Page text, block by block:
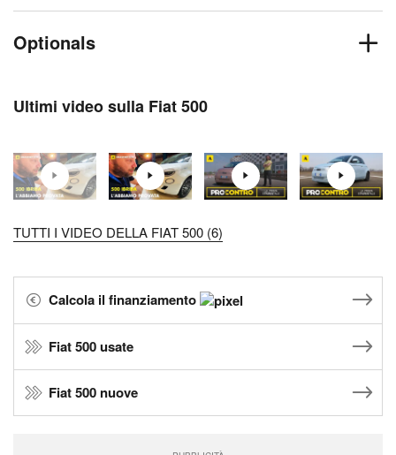
Optionals
Ultimi video sulla Fiat 500
TUTTI I VIDEO DELLA FIAT 500 (6)
Calcola il finanziamento
Fiat 500 usate
Fiat 500 nuove